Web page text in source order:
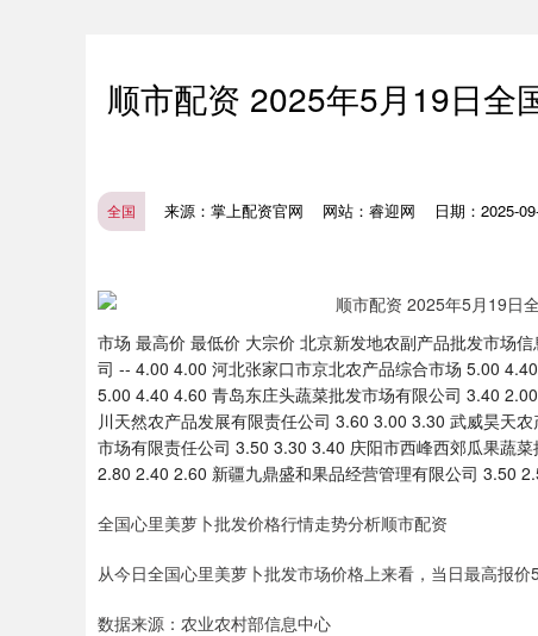
顺市配资 2025年5月19日全
全国 来源：掌上配资官网 网站：睿迎网 日期：2025-
市场 最高价 最低价 大宗价 北京新发地农副产品批发市场
司 -- 4.00 4.00 河北张家口市京北农产品综合市场 5.00
5.00 4.40 4.60 青岛东庄头蔬菜批发市场有限公司 3.40
川天然农产品发展有限责任公司 3.60 3.00 3.30 武威昊天
市场有限责任公司 3.50 3.30 3.40 庆阳市西峰西郊瓜果蔬
2.80 2.40 2.60 新疆九鼎盛和果品经营管理有限公司 3.50
全国心里美萝卜批发价格行情走势分析顺市配资
从今日全国心里美萝卜批发市场价格上来看，当日最高报
数据来源：农业农村部信息中心